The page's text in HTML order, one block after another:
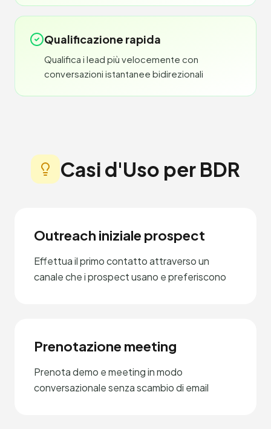
Qualificazione rapida
Qualifica i lead più velocemente con
conversazioni istantanee bidirezionali
Casi d'Uso per BDR
Outreach iniziale prospect
Effettua il primo contatto attraverso un
canale che i prospect usano e preferiscono
Prenotazione meeting
Prenota demo e meeting in modo
conversazionale senza scambio di email